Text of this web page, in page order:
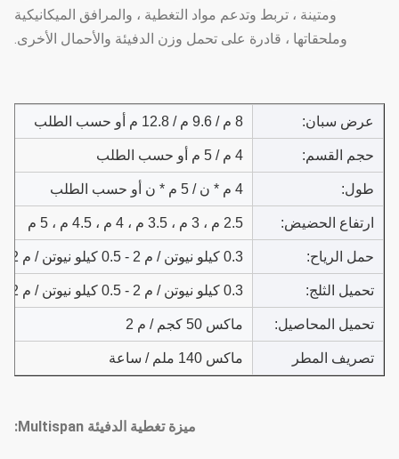
ومتينة ، تربط وتدعم مواد التغطية ، والمرافق الميكانيكية
وملحقاتها ، قادرة على تحمل وزن الدفيئة والأحمال الأخرى.
عرض سبان: 8 م / 9.6 م / 12.8 م أو حسب الطلب
حجم القسم: 4 م / 5 م أو حسب الطلب
طول: 4 م * ن / 5 م * ن أو حسب الطلب
ارتفاع الحضيض: 2.5 م ، 3 م ، 3.5 م ، 4 م ، 4.5 م ، 5 م
حمل الرياح: 0.3 كيلو نيوتن / م 2 - 0.5 كيلو نيوتن / م 2
تحميل الثلج: 0.3 كيلو نيوتن / م 2 - 0.5 كيلو نيوتن / م 2
تحميل المحاصيل: ماكس 50 كجم / م 2
تصريف المطر ماكس 140 ملم / ساعة
ميزة تغطية الدفيئة Multispan: